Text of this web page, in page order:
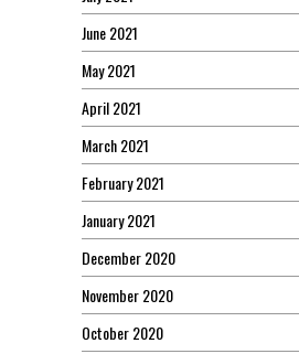
June 2021
May 2021
April 2021
March 2021
February 2021
January 2021
December 2020
November 2020
October 2020